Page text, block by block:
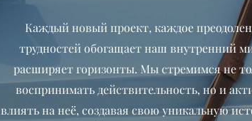
Каждый новый проект, каждое
трудностей обогащает наш внутренний
расширяет горизонты. Мы стремимся не
воспринимать действительность, но и
влиять на неё, создавая свою уникальную